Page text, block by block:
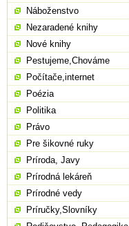
Náboženstvo
Nezaradené knihy
Nové knihy
Pestujeme,Chováme
Počítače,internet
Poézia
Politika
Právo
Pre šikovné ruky
Príroda, Javy
Prírodná lekáreň
Prírodné vedy
Príručky,Slovníky